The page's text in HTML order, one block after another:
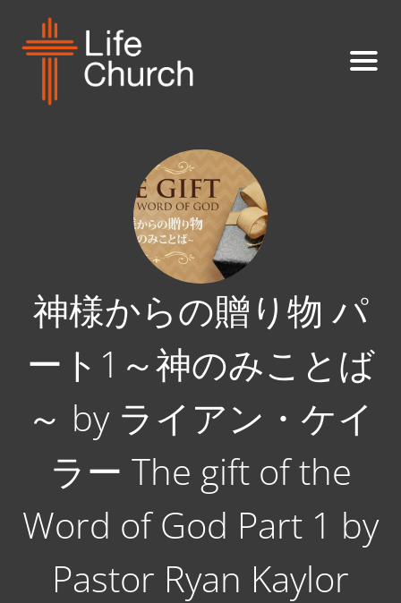
神様からの贈り物 パ
ート1～神のみことば
～ by ライアン・ケイ
ラー The gift of the
Word of God Part 1 by
Pastor Ryan Kaylor